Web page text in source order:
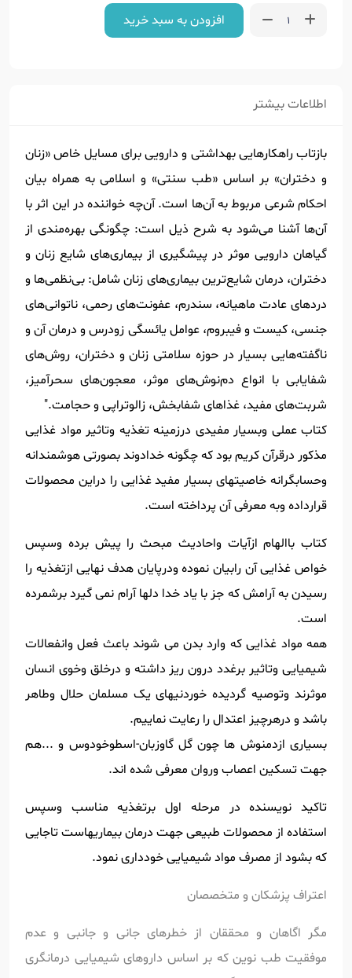
افزودن به سبد خرید
اطلاعات بیشتر
بازتاب راهکارهایی بهداشتی و دارویی برای مسایل خاص «زنان
و دختران» بر اساس «طب سنتی» و اسلامی به همراه بیان
احکام شرعی مربوط به آن‌ها است. آن‌چه خواننده در این اثر با
آن‌ها آشنا می‌شود به شرح ذیل است: چگونگی بهره‌مندی از
گیاهان دارویی موثر در پیشگیری از بیماری‌های شایع زنان و
دختران، درمان شایع‌ترین بیماری‌های زنان شامل: بی‌نظمی‌ها و
دردهای عادت ماهیانه، سندرم، عفونت‌های رحمی، ناتوانی‌های
جنسی، کیست و فیبروم، عوامل یائسگی زودرس و درمان آن و
ناگفته‌هایی بسیار در حوزه سلامتی زنان و دختران، روش‌های
شفایابی با انواع دم‌نوش‌های موثر، معجون‌های سحرآمیز،
شربت‌های مفید، غذاهای شفابخش، زالوتراپی و حجامت."
کتاب عملی وبسیار مفیدی درزمینه تغذیه وتاثیر مواد غذایی
مذکور درقرآن کریم بود که چگونه خدادوند بصورتی هوشمندانه
وحسابگرانه خاصیتهای بسیار مفید غذایی را دراین محصولات
قرارداده وبه معرفی آن پرداخته است.
کتاب باالهام ازآیات واحادیث مبحث را پیش برده وسپس
خواص غذایی آن رابیان نموده ودرپایان هدف نهایی ازتغذیه را
رسیدن به آرامش که جز با یاد خدا دلها آرام نمی گیرد برشمرده
است.
همه مواد غذایی که وارد بدن می شوند باعث فعل وانفعالات
شیمیایی وتاثیر برغدد درون ریز داشته و درخلق وخوی انسان
موثرند وتوصیه گردیده خوردنیهای یک مسلمان حلال وطاهر
باشد و درهرچیز اعتدال را رعایت نماییم.
بسیاری ازدمنوش ها چون گل گاوزبان-اسطوخودوس و ...هم
جهت تسکین اعصاب وروان معرفی شده اند.
تاکید نویسنده در مرحله اول برتغذیه مناسب وسپس
استفاده از محصولات طبیعی جهت درمان بیماریهاست تاجایی
که بشود از مصرف مواد شیمیایی خودداری نمود.
اعتراف پزشکان و متخصصان
مگر اگاهان و محققان از خطرهای جانی و جانبی و عدم
موفقیت طب نوین که بر اساس داروهای شیمیایی درمانگری